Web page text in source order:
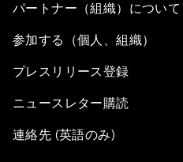
パートナー（組織）について
参加する（個人、組織）
プレスリリース登録
ニュースレター購読
連絡先 (英語のみ)